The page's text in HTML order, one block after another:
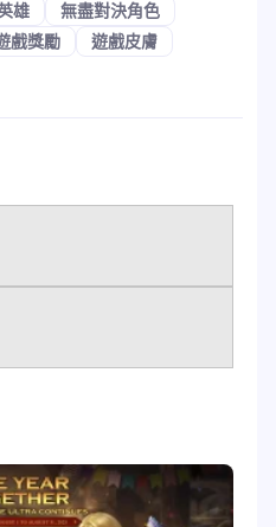
雄
無盡對決角色
戲獎勵
遊戲皮膚